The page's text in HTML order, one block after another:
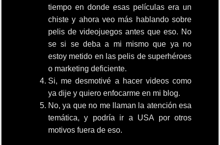
tiempo en donde esas películas era un
chiste y ahora veo más hablando sobre
pelis de videojuegos antes que eso. No
se si se deba a mi mismo que ya no
estoy metido en las pelis de superhéroes
o marketing deficiente.
Si, me desmotivé a hacer videos como
ya dije y quiero enfocarme en mi blog.
No, ya que no me llaman la atención esa
temática, y podría ir a USA por otros
motivos fuera de eso.